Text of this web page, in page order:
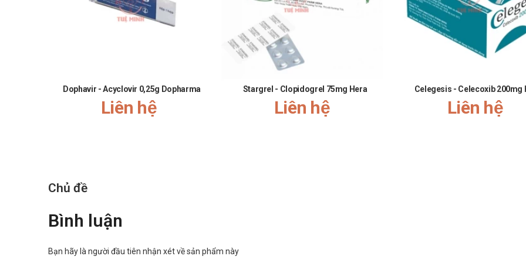
Hetero Healthcare Limited.
Caavirel
Giá Velasof Hetero là bao nhiêu?
Mua hàng chính hãng sản phẩm
Mua hàng trên website:
Dophavir - Acyclovir 0,25g Dopharma
Liên hệ
Stargrel - Clopidogrel 75mg Hera
Liên hệ
Celegesis - Celecoxib 200mg
Liên hệ
Chủ đề
Bình luận
Bạn hãy là người đầu tiên nhận xét về sản phẩm này